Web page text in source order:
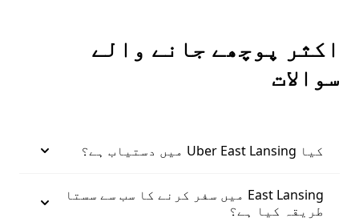
اکثر پوچھے جانے والے
سوالات
کیا Uber East Lansing میں دستیاب ہے؟
East Lansing میں سفر کرنے کا سب سے سستا
طریقہ کیا ہے؟